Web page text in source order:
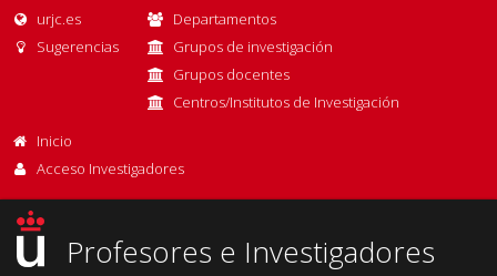
urjc.es
Sugerencias
Departamentos
Grupos de investigación
Grupos docentes
Centros/Institutos de Investigación
Inicio
Acceso Investigadores
Profesores e Investigadores